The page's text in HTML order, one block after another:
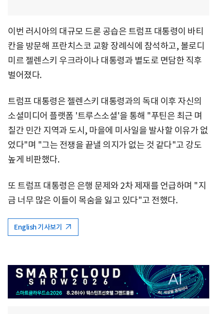
이번 러시아의 대규모 드론 공습은 트럼프 대통령이 바티
칸을 방문해 프란치스코 교황 장례식에 참석하고, 볼로디
미르 젤렌스키 우크라이나 대통령과 별도로 면담한 직후
벌어졌다.
트럼프 대통령은 젤렌스키 대통령과의 독대 이후 자신의
소셜미디어 플랫폼 '트루스소셜'을 통해 "푸틴은 최근 며
칠간 민간 지역과 도시, 마을에 미사일을 발사할 이유가 없
었다"며 "그는 전쟁을 끝낼 의지가 없는 것 같다"고 강도
높게 비판했다.
또 트럼프 대통령은 은행 문제와 2차 제재를 언급하며 "지
금 너무 많은 이들이 목숨을 잃고 있다"고 전했다.
English 기사보기